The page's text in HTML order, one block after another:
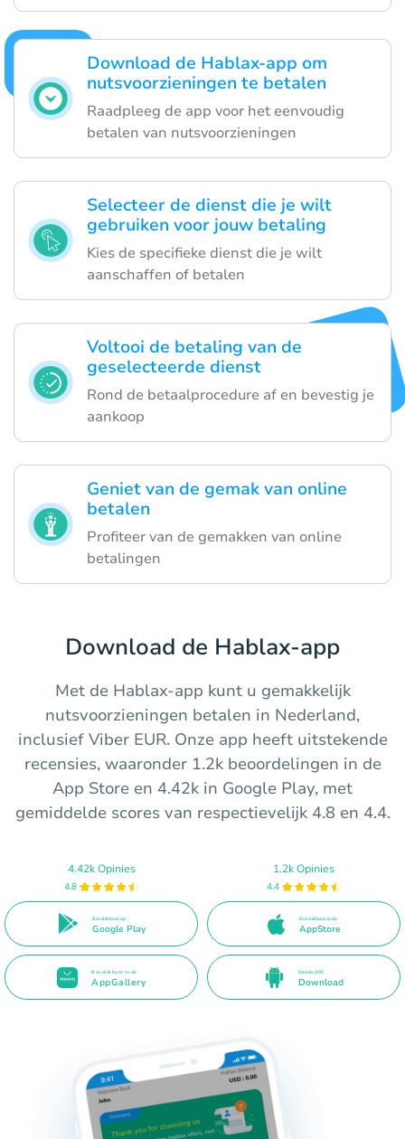
Download de Hablax-app om
nutsvoorzieningen te betalen
Raadpleeg de app voor het eenvoudig
betalen van nutsvoorzieningen
Selecteer de dienst die je wilt
gebruiken voor jouw betaling
Kies de specifieke dienst die je wilt
aanschaffen of betalen
Voltooi de betaling van de
geselecteerde dienst
Rond de betaalprocedure af en bevestig je
aankoop
Geniet van de gemak van online
betalen
Profiteer van de gemakken van online
betalingen
Download de Hablax-app
Met de Hablax-app kunt u gemakkelijk
nutsvoorzieningen betalen in Nederland,
inclusief Viber EUR. Onze app heeft uitstekende
recensies, waaronder 1.2k beoordelingen in de
App Store en 4.42k in Google Play, met
gemiddelde scores van respectievelijk 4.8 en 4.4.
4.42k Opinies
4.8
Beschikbaar op
Google Play
1.2k Opinies
4.4
Beschikbaar in de
AppStore
Beschikbaar in de
AppGallery
Directe APK
Download